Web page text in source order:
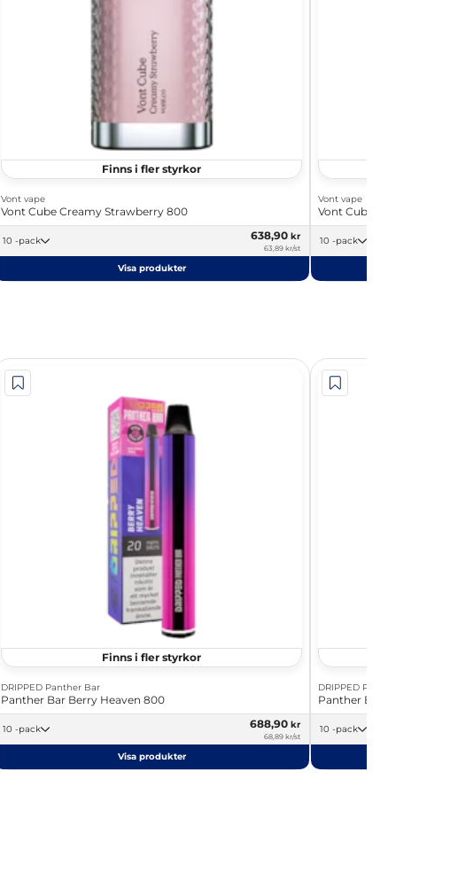
Finns i fler styrkor
Vont vape
Vont Cube Creamy Strawberry 800
10 -pack 638,90 kr
63,89 kr/st
Visa produkter
Vont vape
Vont Cube Blue
10 -pack
Finns i fler styrkor
DRIPPED Panther Bar
Panther Bar Berry Heaven 800
10 -pack 688,90 kr
68,89 kr/st
Visa produkter
DRIPPED Panther Bar
Panther Bar Blue
10 -pack